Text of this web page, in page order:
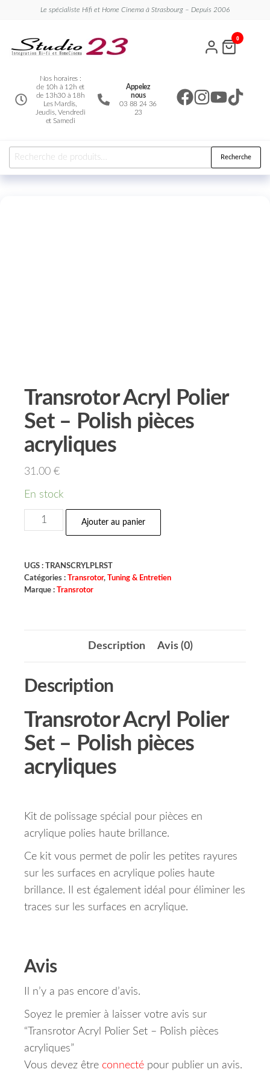
Le spécialiste Hifi et Home Cinema à Strasbourg – Depuis 2006
Nos horaires :
de 10h à 12h et
de 13h30 à 18h
Les Mardis,
Jeudis, Vendredi
et Samedi
Appelez
nous
03 88 24 36
23
0
Recherche
Transrotor Acryl Polier
Set – Polish pièces
acryliques
31.00 €
En stock
Ajouter au panier
UGS : TRANSCRYLPLRST
Catégories : Transrotor, Tuning & Entretien
Marque : Transrotor
Description Avis (0)
Description
Transrotor Acryl Polier
Set – Polish pièces
acryliques
Kit de polissage spécial pour pièces en
acrylique polies haute brillance.
Ce kit vous permet de polir les petites rayures
sur les surfaces en acrylique polies haute
brillance.
Il est également idéal pour éliminer les
traces sur les surfaces en acrylique.
Avis
Il n’y a pas encore d’avis.
Soyez le premier à laisser votre avis sur
“Transrotor Acryl Polier Set – Polish pièces
acryliques”
Vous devez être connecté pour publier un avis.